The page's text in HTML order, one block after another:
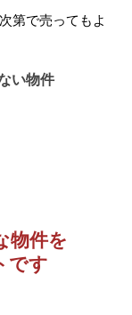
第で売ってもよ
い物件
物件を
です